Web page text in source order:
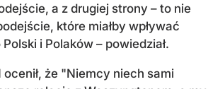
a z drugiej strony – to nie
które miałby wpływać
i Polaków – powiedział.
ocenił, że "Niemcy niech sami